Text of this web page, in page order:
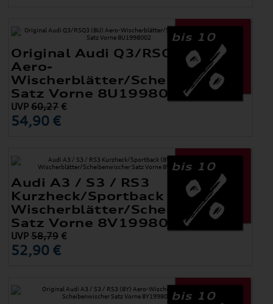
bis 10
Original Audi Q3/RSQ3 (8U)
Aero-
Wischerblätter/Scheibenwischer
Satz Vorne 8U1998002
UVP60,27 €
54,90 €
bis 10
Audi A3 / S3 / RS3
Kurzheck/Sportback (8V) Aero-
Wischerblätter/Scheibenwischer
Satz Vorne 8V1998002B
UVP58,79 €
52,90 €
bis 10